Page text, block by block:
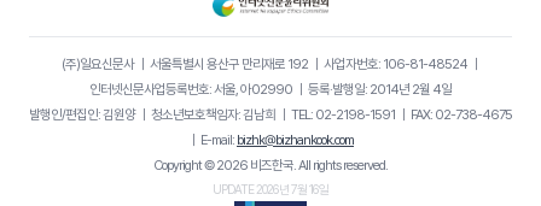
(주)일요신문사｜ 서울특별시 용산구 만리재로 192｜ 사업자번호: 106-81-48524｜
인터넷신문사업등록번호: 서울, 아02990 ｜ 등록·발행일: 2014년 2월 4일
발행인/편집인: 김원양｜ 청소년보호책임자: 김남희 ｜ TEL: 02-2198-1591 ｜ FAX: 02-738-4675
｜ E-mail: bizhk@bizhankook.com
Copyright © 2026 비즈한국. All rights reserved.
UPDATE 2026년 7월 16일